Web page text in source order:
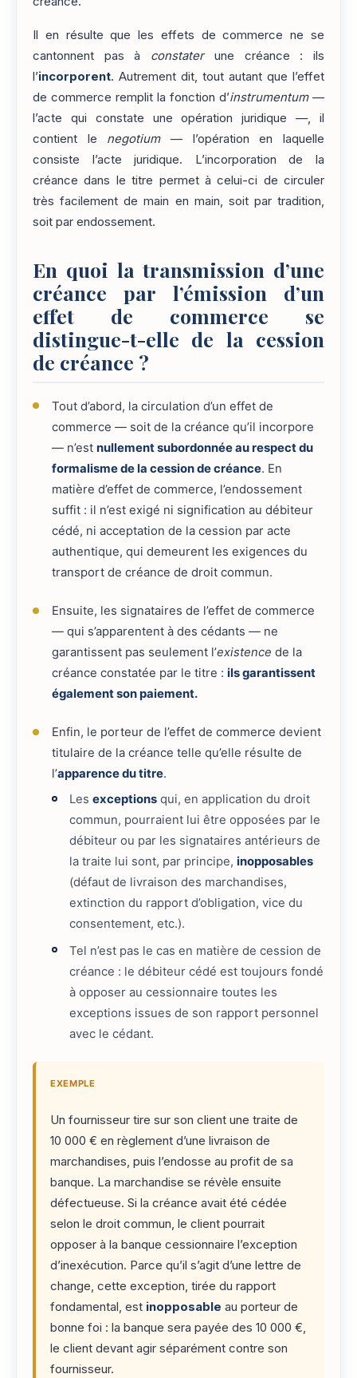
Il en résulte que les effets de commerce ne se
cantonnent pas à constaterune créance : ils
l’incorporent. Autrement dit, tout autant que l’effet
de commerce remplit la fonction d’instrumentum—
l’acte qui constate une opération juridique —, il
contient le negotium— l’opération en laquelle
consiste l’acte juridique. L’incorporation de la
créance dans le titre permet à celui-ci de circuler
très facilement de main en main, soit par tradition,
soit par endossement.
En quoi la transmission d’une
créance par l’émission d’un
effet de commerce se
distingue-t-elle de la cession
de créance ?
Tout d’abord, la circulation d’un effet de
commerce — soit de la créance qu’il incorpore
— n’est nullement subordonnée au respect du
formalisme de la cession de créance. En
matière d’effet de commerce, l’endossement
suffit : il n’est exigé ni signification au débiteur
cédé, ni acceptation de la cession par acte
authentique, qui demeurent les exigences du
transport de créance de droit commun.
Ensuite, les signataires de l’effet de commerce
— qui s’apparentent à des cédants — ne
garantissent pas seulement l’existence de la
créance constatée par le titre : ils garantissent
également son paiement.
Enfin, le porteur de l’effet de commerce devient
titulaire de la créance telle qu’elle résulte de
l’apparence du titre.
Lesexceptions qui, en application du droit
commun, pourraient lui être opposées par le
débiteur ou par les signataires antérieurs de
la traite lui sont, par principe,inopposables
(défaut de livraison des marchandises,
extinction du rapport d’obligation, vice du
consentement, etc.).
Tel n’est pas le cas en matière de cession de
créance : le débiteur cédé est toujours fondé
à opposer au cessionnaire toutes les
exceptions issues de son rapport personnel
avec le cédant.
EXEMPLE
Un fournisseur tire sur son client une traite de
10 000 € en règlement d’une livraison de
marchandises, puis l’endosse au profit de sa
banque. La marchandise se révèle ensuite
défectueuse. Si la créance avait été cédée
selon le droit commun, le client pourrait
opposer à la banque cessionnaire l’exception
d’inexécution. Parce qu’il s’agit d’une lettre de
change, cette exception, tirée du rapport
fondamental, est inopposable au porteur de
bonne foi : la banque sera payée des 10 000 €,
le client devant agir séparément contre son
fournisseur.